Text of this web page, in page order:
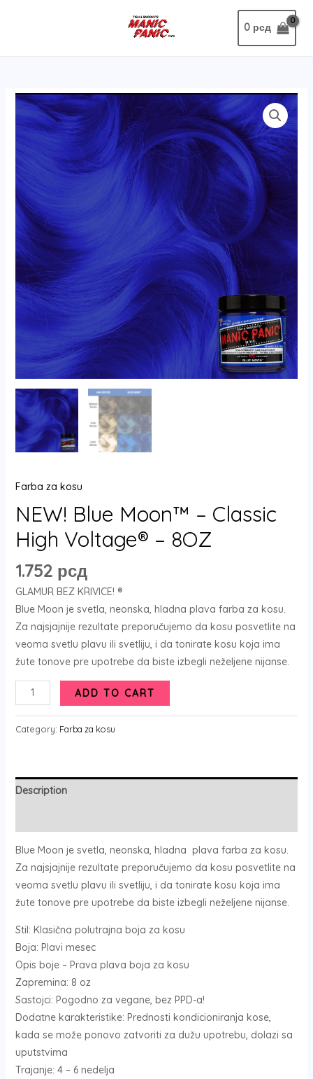
0 рсд
Farba za kosu
NEW! Blue Moon™ – Classic
High Voltage® – 8OZ
1.752 рсд
GLAMUR BEZ KRIVICE! ®
Blue Moon je svetla, neonska, hladna plava farba za kosu.
Za najsjajnije rezultate preporučujemo da kosu posvetlite na
veoma svetlu plavu ili svetliju, i da tonirate kosu koja ima
žute tonove pre upotrebe da biste izbegli neželjene nijanse.
ADD TO CART
Category: Farba za kosu
Description
Blue Moon je svetla, neonska, hladna plava farba za kosu.
Za najsjajnije rezultate preporučujemo da kosu posvetlite na
veoma svetlu plavu ili svetliju, i da tonirate kosu koja ima
žute tonove pre upotrebe da biste izbegli neželjene nijanse.
Stil: Klasična polutrajna boja za kosu
Boja: Plavi mesec
Opis boje – Prava plava boja za kosu
Zapremina: 8 oz
Sastojci: Pogodno za vegane, bez PPD-a!
Dodatne karakteristike: Prednosti kondicioniranja kose,
kada se može ponovo zatvoriti za dužu upotrebu, dolazi sa
uputstvima
Trajanje: 4 – 6 nedelja